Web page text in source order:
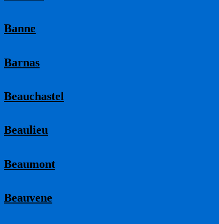
Banne
Barnas
Beauchastel
Beaulieu
Beaumont
Beauvene